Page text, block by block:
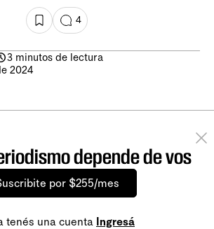
4
3 minutos de lectura
2024
depende de vos
por $255/mes
tenés una cuenta Ingresá